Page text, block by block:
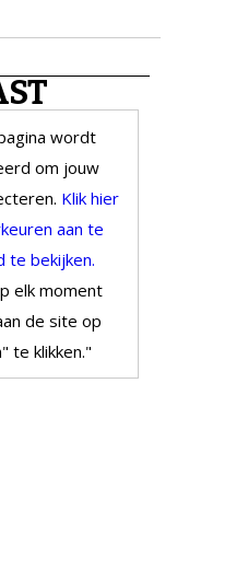
wordt
om jouw
Klik hier
aan te
te bekijken.
elk moment
de site op
te klikken."